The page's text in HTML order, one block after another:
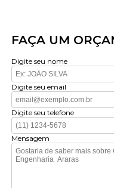
FAÇA UM
Digite seu nome
Digite seu email
Digite seu telefone
Mensagem